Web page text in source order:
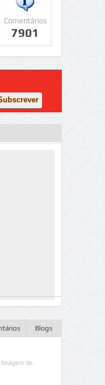
Comentários
7901
Blogs
de